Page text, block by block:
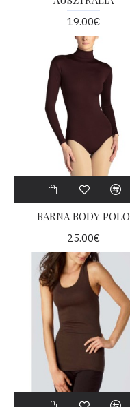
19.00€
BARNA BODY POLO
25.00€